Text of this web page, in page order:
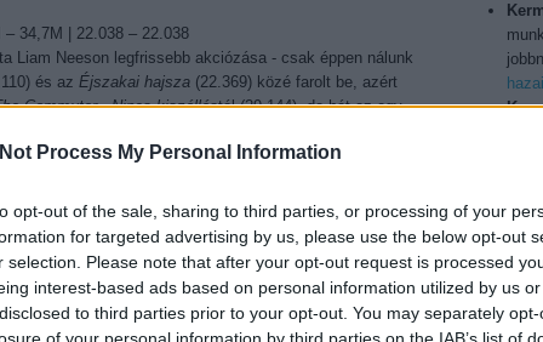
Process My Personal Information
opt-out of the sale, sharing to third parties, or processing of your
for targeted advertising by us, please use the below opt-out
selection. Please note that after your opt-out request is processed
interest-based ads based on personal information utilized by us
to third parties prior to your opt-out. You may separately
of your personal information by third parties on the IAB’s list of
– 34,7M | 22.038 – 22.038
Liam Neeson legfrissebb akciózása - csak éppen nálunk
és az Éjszakai hajsza(22.369) közé farolt be, azért
Commuter - Nincs kiszállástól (29.144), de hát ez egy
lehet nevezni, a korábbi hasonszőrű Neeson-
65.000 néző tájékán várható. Ezzel az emberrel nem
alapján)
bd